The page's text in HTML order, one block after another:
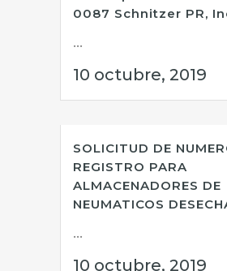
0087 Schnitzer PR,
...
10 octubre, 2019
SOLICITUD DE
REGISTRO PARA
ALMACENADORES DE
NEUMATICOS
...
10 octubre, 2019